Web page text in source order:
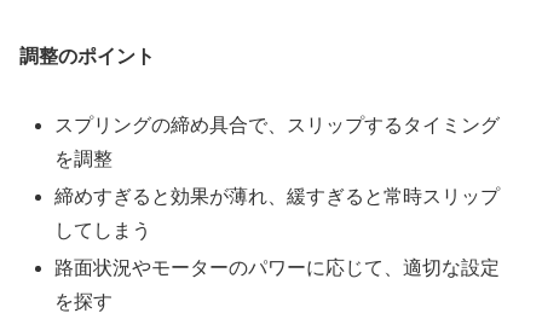
調整のポイント
スプリングの締め具合で、スリップするタイミング
を調整
締めすぎると効果が薄れ、緩すぎると常時スリップ
してしまう
路面状況やモーターのパワーに応じて、適切な設定
を探す